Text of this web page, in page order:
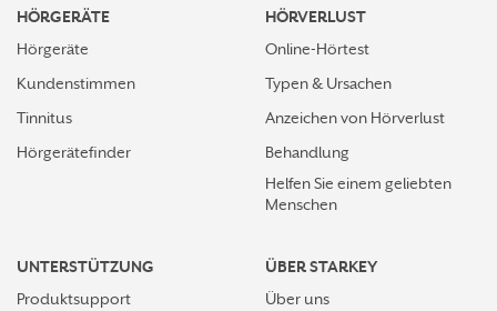
HÖRGERÄTE
Hörgeräte
Kundenstimmen
Tinnitus
Hörgerätefinder
HÖRVERLUST
Online-Hörtest
Typen & Ursachen
Anzeichen von Hörverlust
Behandlung
Helfen Sie einem geliebten
Menschen
UNTERSTÜTZUNG
Produktsupport
ÜBER STARKEY
Über uns